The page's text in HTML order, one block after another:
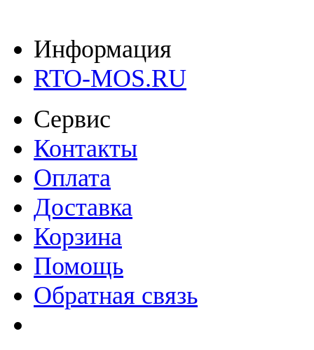
Информация
RTO-MOS.RU
Сервис
Контакты
Оплата
Доставка
Корзина
Помощь
Обратная связь